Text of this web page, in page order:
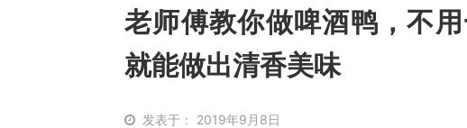
老师傅教你做啤酒鸭，不
就能做出清香美味
发表于： 2019年9月8日